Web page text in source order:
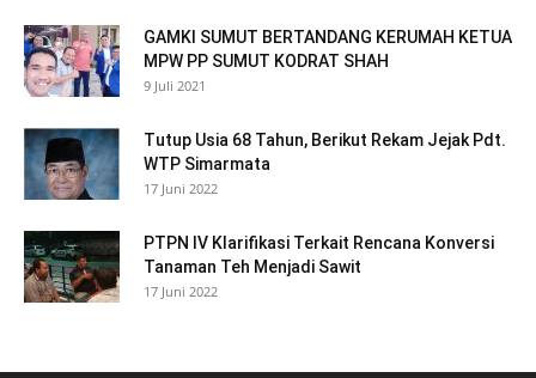
GAMKI SUMUT BERTANDANG KERUMAH KETUA
MPW PP SUMUT KODRAT SHAH
9 Juli 2021
Tutup Usia 68 Tahun, Berikut Rekam Jejak Pdt.
WTP Simarmata
17 Juni 2022
PTPN IV Klarifikasi Terkait Rencana Konversi
Tanaman Teh Menjadi Sawit
17 Juni 2022